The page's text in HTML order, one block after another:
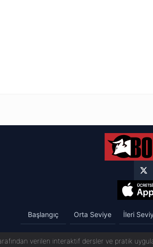
Başlangıç Orta Seviye İleri
verilen interaktif dersler ve pratik